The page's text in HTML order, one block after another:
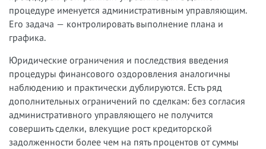
процедуре именуется административным управляющим.
Его задача — контролировать выполнение плана и
графика.
Юридические ограничения и последствия введения
процедуры финансового оздоровления аналогичны
наблюдению и практически дублируются. Есть ряд
дополнительных ограничений по сделкам: без согласия
административного управляющего не получится
совершить сделки, влекущие рост кредиторской
задолженности более чем на пять процентов от суммы